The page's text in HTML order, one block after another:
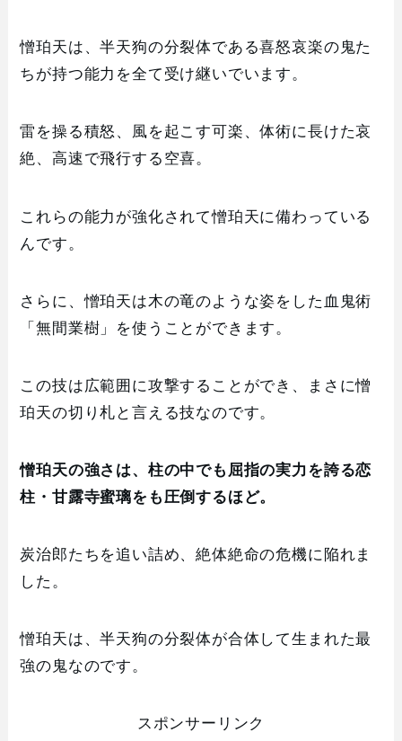
憎珀天は、半天狗の分裂体である喜怒哀楽の鬼た
ちが持つ能力を全て受け継いでいます。
雷を操る積怒、風を起こす可楽、体術に長けた哀
絶、高速で飛行する空喜。
これらの能力が強化されて憎珀天に備わっている
んです。
さらに、憎珀天は木の竜のような姿をした血鬼術
「無間業樹」を使うことができます。
この技は広範囲に攻撃することができ、まさに憎
珀天の切り札と言える技なのです。
憎珀天の強さは、柱の中でも屈指の実力を誇る恋
柱・甘露寺蜜璃をも圧倒するほど。
炭治郎たちを追い詰め、絶体絶命の危機に陥れま
した。
憎珀天は、半天狗の分裂体が合体して生まれた最
強の鬼なのです。
スポンサーリンク